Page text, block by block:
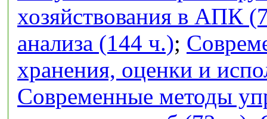
хозяйствования в АПК
анализа (144 ч.);
хранения, оценки и
Современные методы